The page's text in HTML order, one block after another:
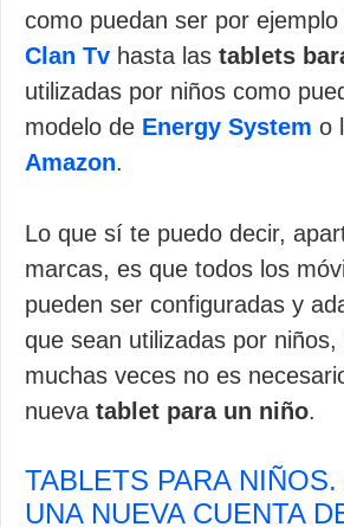
como puedan ser por ejemplo
Clan Tv hasta las tablets
utilizadas por niños como
modelo de Energy System o
Amazon.
Lo que sí te puedo decir,
marcas, es que todos los
pueden ser configuradas y
que sean utilizadas por
muchas veces no es
nueva tablet para un niño.
TABLETS PARA
UNA NUEVA CUENTA